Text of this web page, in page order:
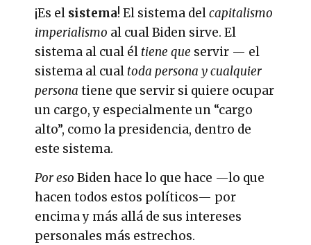
¡Es el sistema! El sistema delcapitalismo
imperialismo al cual Biden sirve. El
sistema al cual él tiene que servir — el
sistema al cual toda persona y cualquier
persona tiene que servir si quiere ocupar
un cargo, y especialmente un “cargo
alto”, como la presidencia, dentro de
este sistema.
Por eso Biden hace lo que hace —lo que
hacen todos estos políticos— por
encima y más allá de sus intereses
personales más estrechos.